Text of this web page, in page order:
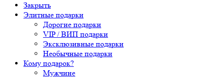
Закрыть
Элитные подарки
Дорогие подарки
VIP / ВИП подарки
Эксклюзивные подарки
Необычные подарки
Кому подарок?
Мужчине